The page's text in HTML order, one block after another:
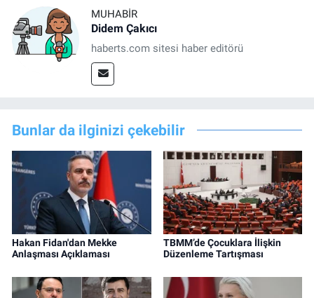
MUHABIR
Didem Çakıcı
haberts.com sitesi haber editörü
Bunlar da ilginizi çekebilir
Hakan Fidan'dan Mekke
Anlaşması Açıklaması
TBMM’de Çocuklara İlişkin
Düzenleme Tartışması